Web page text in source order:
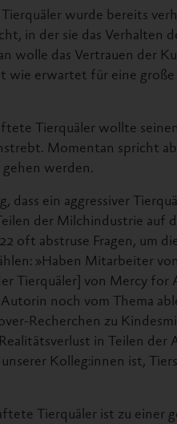
Tierquäler wurde bereits
in der sie das Verhalten
wolle das Vertrauen der
wie erwartet für eine
Tierquäler wollte
Momentan spricht
gehen werden.
dass ein aggressiver
der Milchindustrie auf
oft abstruse Fragen, um
»Haben Mitarbeiter
Tierquäler] von Mercy for
noch vom Thema
Recherchen zu
in Teilen der
Kolleg:innen ist,
Tierquäler ist zu einer